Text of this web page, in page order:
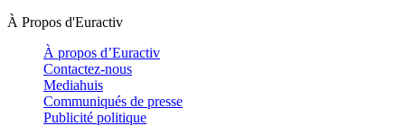
À Propos d'Euractiv
À propos d’Euractiv
Contactez-nous
Mediahuis
Communiqués de presse
Publicité politique